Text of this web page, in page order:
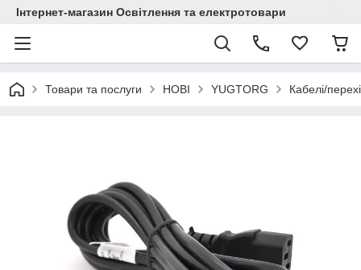
Інтернет-магазин Освітлення та електротовари
Товари та послуги НОВІ YUGTORG Кабелі/